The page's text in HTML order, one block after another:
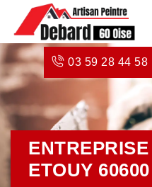
03 59 28 44 58
ETOUY 60600